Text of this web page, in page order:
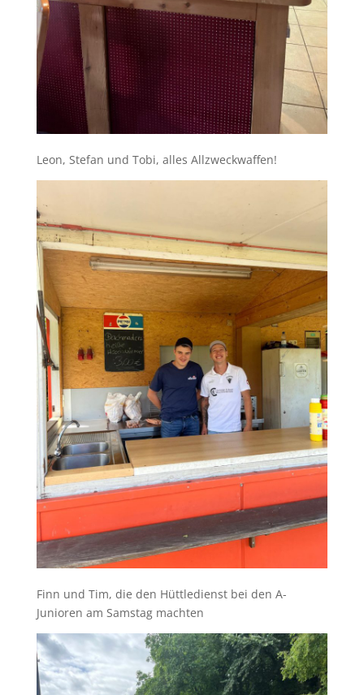
Leon, Stefan und Tobi, alles Allzweckwaffen!
Finn und Tim, die den Hüttledienst bei den A-
Junioren am Samstag machten